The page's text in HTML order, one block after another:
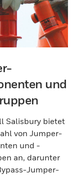
und
Salisbury bietet
von Jumper-
und -
an, darunter
Jumper-